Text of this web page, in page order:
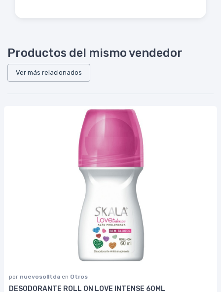
Productos del mismo vendedor
Ver más relacionados
por nuevosolltda en Otros
DESODORANTE ROLL ON LOVE INTENSE 60ML